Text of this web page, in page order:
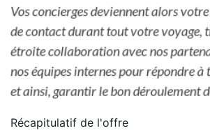
Récapitulatif de l'offre